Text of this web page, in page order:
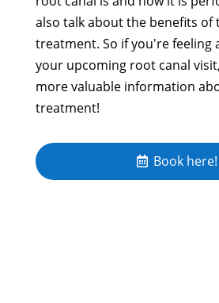
also talk about the benefits of
treatment. So if you're feeling
your upcoming root canal
more valuable information
treatment!
Book here!